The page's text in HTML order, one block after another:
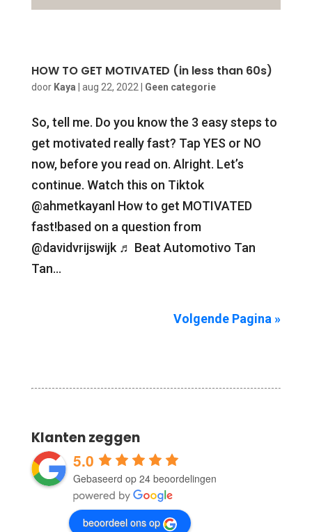
HOW TO GET MOTIVATED (in less than 60s)
door Kaya aug 22, 2022 Geen categorie
So, tell me. Do you know the 3 easy steps to
get motivated really fast? Tap YES or NO
now, before you read on. Alright. Let’s
continue. Watch this on Tiktok
@ahmetkayanl How to get MOTIVATED
fast!based on a question from
@davidvrijswijk ♬ Beat Automotivo Tan
Tan...
Volgende Pagina »
Klanten zeggen
5.0
Gebaseerd op 24 beoordelingen
beoordeel ons op